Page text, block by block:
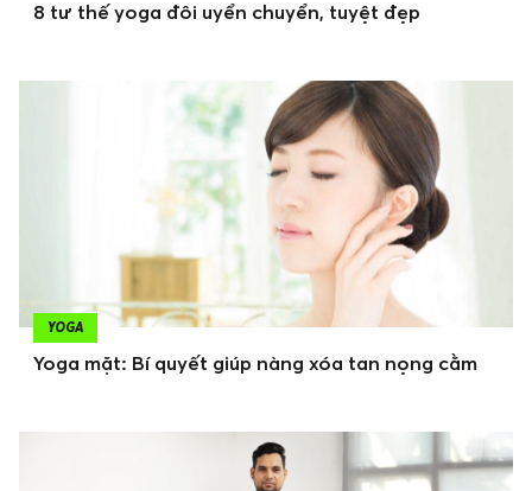
8 tư thế yoga đôi uyển chuyển, tuyệt đẹp
YOGA
Yoga mặt: Bí quyết giúp nàng xóa tan nọng cằm